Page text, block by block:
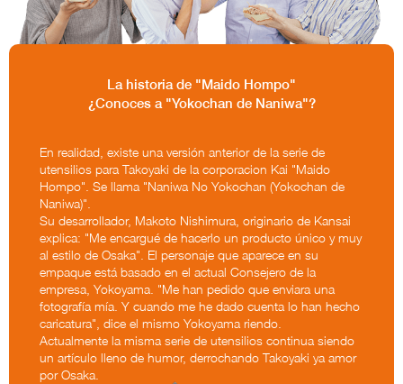
La historia de "Maido Hompo"
¿Conoces a "Yokochan de Naniwa"?
En realidad, existe una versión anterior de la serie de
utensilios para Takoyaki de la corporacion Kai "Maido
Hompo". Se llama "Naniwa No Yokochan (Yokochan de
Naniwa)".
Su desarrollador, Makoto Nishimura, originario de Kansai
explica: "Me encargué de hacerlo un producto único y muy
al estilo de Osaka". El personaje que aparece en su
empaque está basado en el actual Consejero de la
empresa, Yokoyama. "Me han pedido que enviara una
fotografía mía. Y cuando me he dado cuenta lo han hecho
caricatura", dice el mismo Yokoyama riendo.
Actualmente la misma serie de utensilios continua siendo
un artículo lleno de humor, derrochando Takoyaki ya amor
por Osaka.